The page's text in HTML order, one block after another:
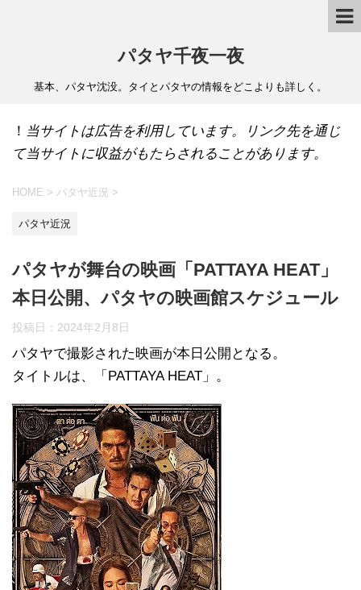
パタヤ千夜一夜
基本、パタヤ沈没。タイとパタヤの情報をどこよりも詳しく。
！ 当サイトは広告を利用しています。リンク先を通じ
て当サイトに収益がもたらされることがあります。
HOME > パタヤ近況 >
パタヤ近況
パタヤが舞台の映画「PATTAYA HEAT」
本日公開、パタヤの映画館スケジュール
投稿日： 2024年2月8日
パタヤで撮影された映画が本日公開となる。
タイトルは、「PATTAYA HEAT」。